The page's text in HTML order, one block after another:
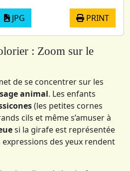
JPG PRINT
: Zoom sur le
de se concentrer sur les
animal. Les enfants
(les petites cornes
cils et même s’amuser à
si la girafe est représentée
expressions des yeux rendent